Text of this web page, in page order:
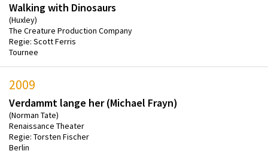
Walking with Dinosaurs
(Huxley)
The Creature Production Company
Regie: Scott Ferris
Tournee
2009
Verdammt lange her (Michael Frayn)
(Norman Tate)
Renaissance Theater
Regie: Torsten Fischer
Berlin